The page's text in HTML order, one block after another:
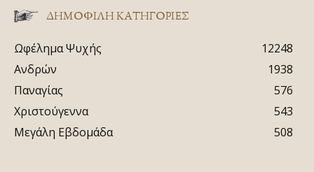
ΔΗΜΟΦΙΛΗ ΚΑΤΗΓΟΡΙΕΣ
Ωφέλημα Ψυχής
12248
Ανδρών
1938
Παναγίας
576
Χριστούγεννα
543
Μεγάλη Εβδομάδα
508